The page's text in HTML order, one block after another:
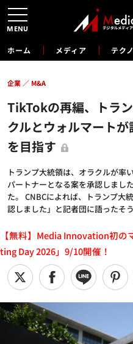
ホーム メディア テク
TikTokの再編、トラ
クルとウォルマート
を目指す
トランプ大統領は、オラクルが率
パートナーとなる案を承認しまし
た。 CNBCによれば、トランプ大
認しました」と記者団に語ったそ
企業 M&A
【無料】Media Innovation初
ting Day 2026」9/10開催！
MENU